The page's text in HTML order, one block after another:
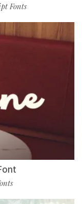
Fonts